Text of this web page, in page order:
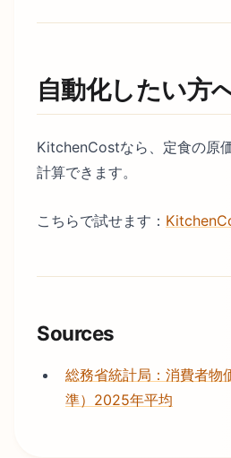
自動化したい方
KitchenCostなら、定食の原
計算できます。
こちらで試せます：
Sources
総務省統計局：消費者物
準）2025年平均